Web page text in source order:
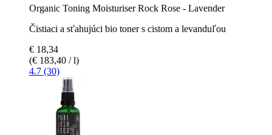
Organic Toning Moisturiser Rock Rose - Lavender
Čistiaci a sťahujúci bio toner s cistom a levanduľou
€ 18,34
(€ 183,40 / l)
4.7 (30)